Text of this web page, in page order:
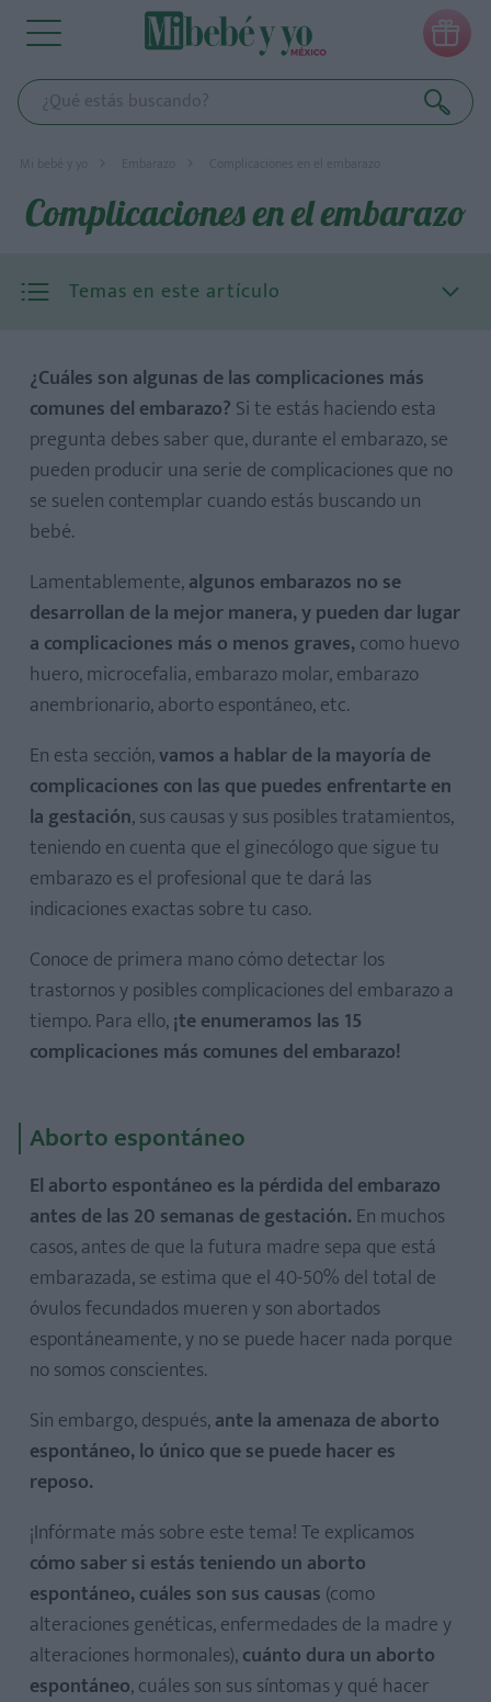

Mi bebé y yo Embarazo
Complicaciones en el embarazo
Temas en este artículo
¿Cuáles son algunas de las complicaciones más
comunes del embarazo? Si te estás haciendo esta
pregunta debes saber que, durante el embarazo, se
pueden producir una serie de complicaciones que no
se suelen contemplar cuando estás buscando un
bebé.
Lamentablemente,algunos embarazos no se
desarrollan de la mejor manera, y pueden dar lugar
a complicaciones más o menos graves,como huevo
huero, microcefalia, embarazo molar, embarazo
anembrionario, aborto espontáneo, etc.
En esta sección,vamos a hablar de la mayoría de
complicaciones con las que puedes enfrentarte en
la gestación, sus causas y sus posibles tratamientos,
teniendo en cuenta que el ginecólogo que sigue tu
embarazo es el profesional que te dará las
indicaciones exactas sobre tu caso.
Conoce de primera mano cómo detectar los
trastornos y posibles complicaciones del embarazo a
tiempo. Para ello,¡te enumeramos las 15
complicaciones más comunes del embarazo!
Aborto espontáneo
El aborto espontáneo es la pérdida del embarazo
antes de las 20 semanas de gestación. En muchos
casos, antes de que la futura madre sepa que está
embarazada, se estima que el 40-50% del total de
óvulos fecundados mueren y son abortados
espontáneamente, y no se puede hacer nada porque
no somos conscientes.
Sin embargo, después,ante la amenaza de aborto
espontáneo, lo único que se puede hacer es
reposo.
¡Infórmate más sobre este tema! Te explicamos
cómo saber si estás teniendo un aborto
espontáneo, cuáles son sus causas (como
alteraciones genéticas, enfermedades de la madre y
alteraciones hormonales),cuánto dura un aborto
espontáneo, cuáles son sus síntomas y qué hacer